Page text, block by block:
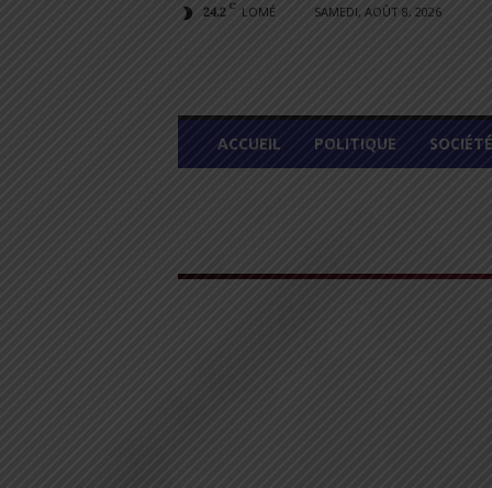
24.2 C LOMÉ SAMEDI, AOÛT 8, 2026
L
M
ACCUEIL POLITIQUE SOCIÉTÉ